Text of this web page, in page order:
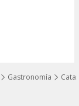
Gastronomía